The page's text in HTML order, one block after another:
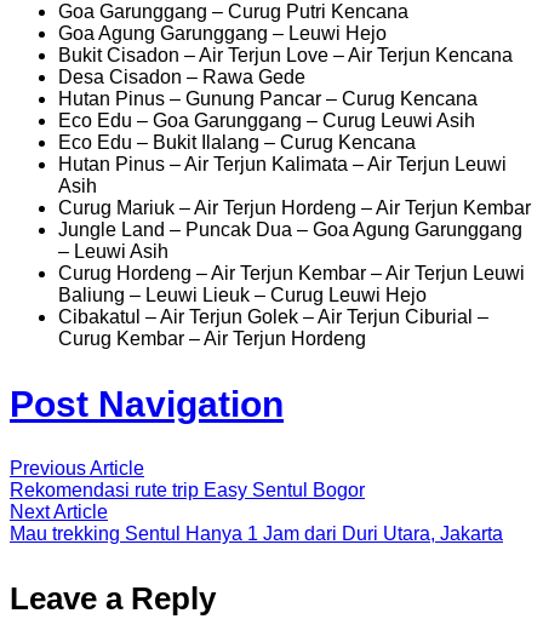
Goa Garunggang – Curug Putri Kencana
Goa Agung Garunggang – Leuwi Hejo
Bukit Cisadon – Air Terjun Love – Air Terjun Kencana
Desa Cisadon – Rawa Gede
Hutan Pinus – Gunung Pancar – Curug Kencana
Eco Edu – Goa Garunggang – Curug Leuwi Asih
Eco Edu – Bukit Ilalang – Curug Kencana
Hutan Pinus – Air Terjun Kalimata – Air Terjun Leuwi
Asih
Curug Mariuk – Air Terjun Hordeng – Air Terjun Kembar
Jungle Land – Puncak Dua – Goa Agung Garunggang
– Leuwi Asih
Curug Hordeng – Air Terjun Kembar – Air Terjun Leuwi
Baliung – Leuwi Lieuk – Curug Leuwi Hejo
Cibakatul – Air Terjun Golek – Air Terjun Ciburial –
Curug Kembar – Air Terjun Hordeng
Post Navigation
Previous Article
Rekomendasi rute trip Easy Sentul Bogor
Next Article
Mau trekking Sentul Hanya 1 Jam dari Duri Utara, Jakarta
Leave a Reply